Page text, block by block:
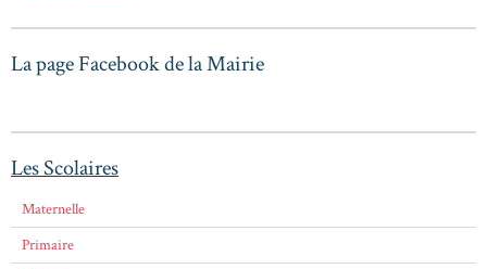
La page Facebook de la Mairie
Les Scolaires
Maternelle
Primaire